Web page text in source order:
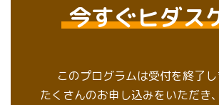
今すぐヒダス
このプログラムは受付を終了し
たくさんのお申し込みをいただき